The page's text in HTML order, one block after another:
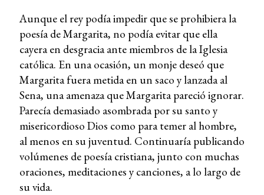
Aunque el rey podía impedir que se prohibiera la
poesía de Margarita, no podía evitar que ella
cayera en desgracia ante miembros de la Iglesia
católica. En una ocasión, un monje deseó que
Margarita fuera metida en un saco y lanzada al
Sena, una amenaza que Margarita pareció ignorar.
Parecía demasiado asombrada por su santo y
misericordioso Dios como para temer al hombre,
al menos en su juventud. Continuaría publicando
volúmenes de poesía cristiana, junto con muchas
oraciones, meditaciones y canciones, a lo largo de
su vida.